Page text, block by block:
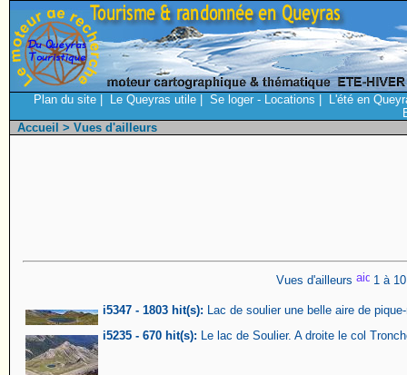
Plan du site Le Queyras utile Se loger - Locations
L'été en
Accueil > Vues d'ailleurs
Vues d'ailleurs 1 à 10
i5347 - 1803 hit(s): Lac de soulier une belle aire de
i5235 - 670 hit(s): Le lac de Soulier. A droite le col